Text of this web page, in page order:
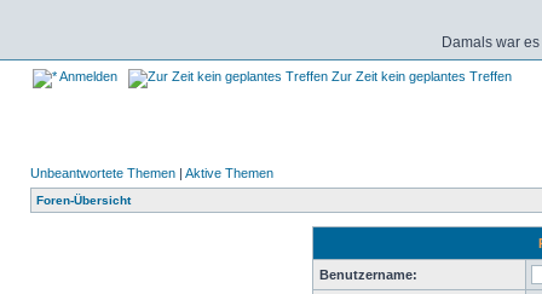
Damals war
Anmelden Zur Zeit kein geplantes Treffen
Unbeantwortete Themen | Aktive Themen
Foren-Übersicht
Benutzername: